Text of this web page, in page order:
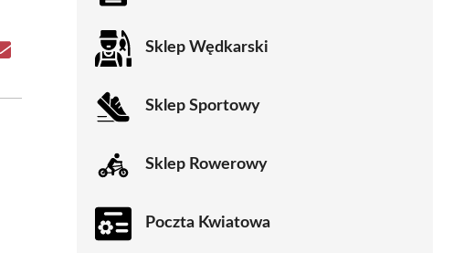
Sklep Wędkarski
Sklep Sportowy
Sklep Rowerowy
Poczta Kwiatowa